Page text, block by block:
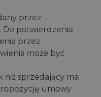
przez
Do potwierdzenia
przez
może być
sprzedający ma
umowy